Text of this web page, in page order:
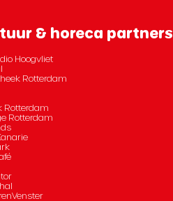
& horeca partners
Hoogvliet
Rotterdam
Rotterdam
Rotterdam